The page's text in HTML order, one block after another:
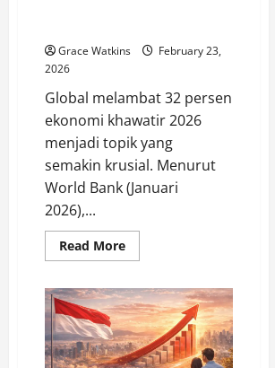
Grace Watkins
February 23,
2026
Global melambat 32 persen
ekonomi khawatir 2026
menjadi topik yang
semakin krusial. Menurut
World Bank (Januari
2026),...
Read MoreRead
more
Melambat
32
Persen
Ekonomi
Khawatir
2026